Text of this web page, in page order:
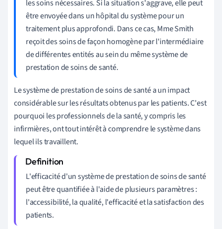
les soins nécessaires. Si la situation s'aggrave, elle peut
être envoyée dans un hôpital du système pour un
traitement plus approfondi. Dans ce cas, Mme Smith
reçoit des soins de façon homogène par l'intermédiaire
de différentes entités au sein du même système de
prestation de soins de santé.
Le système de prestation de soins de santé a un impact
considérable sur les résultats obtenus par les patients. C'est
pourquoi les professionnels de la santé, y compris les
infirmières, ont tout intérêt à comprendre le système dans
lequel ils travaillent.
L'efficacité d'un système de prestation de soins de santé
peut être quantifiée à l'aide de plusieurs paramètres :
l'accessibilité, la qualité, l'efficacité et la satisfaction des
patients.